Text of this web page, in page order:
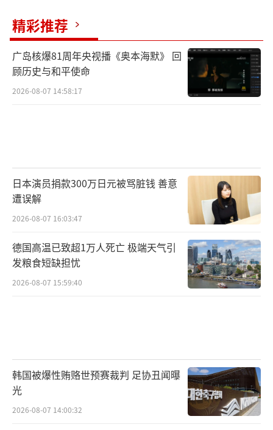
精彩推荐
广岛核爆81周年央视播《奥本海默》 回
顾历史与和平使命
2026-08-07 14:58:17
日本演员捐款300万日元被骂脏钱 善意
遭误解
2026-08-07 16:03:47
德国高温已致超1万人死亡 极端天气引
发粮食短缺担忧
2026-08-07 15:59:40
韩国被爆性贿赂世预赛裁判 足协丑闻曝
光
2026-08-07 14:00:32